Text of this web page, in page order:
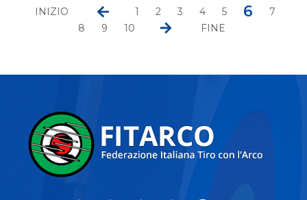
INIZIO 1 2 3 4 5 6
7
8
9 10 FINE